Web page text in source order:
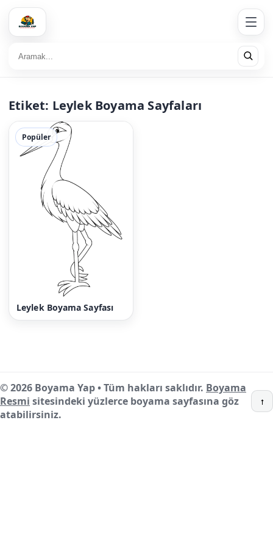
Etiket: Leylek Boyama Sayfaları
Popüler
Leylek Boyama Sayfası
© 2026 Boyama Yap • Tüm hakları saklıdır. Boyama
Resmi sitesindeki yüzlerce boyama sayfasına göz
atabilirsiniz.
↑